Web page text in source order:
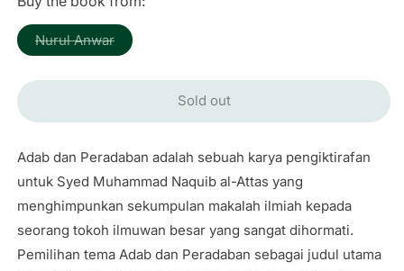
Nurul AnwarVariant
sold
or
unavailableSold out
Adab dan Peradaban adalah sebuah karya pengiktirafan
untuk Syed Muhammad Naquib al-Attas yang
menghimpunkan sekumpulan makalah ilmiah kepada
seorang tokoh ilmuwan besar yang sangat dihormati.
Pemilihan tema Adab dan Peradaban sebagai judul utama